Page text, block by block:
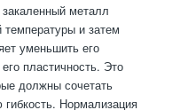
металл
температуры и затем
уменьшить его
пластичность. Это
должны сочетать
Нормализация